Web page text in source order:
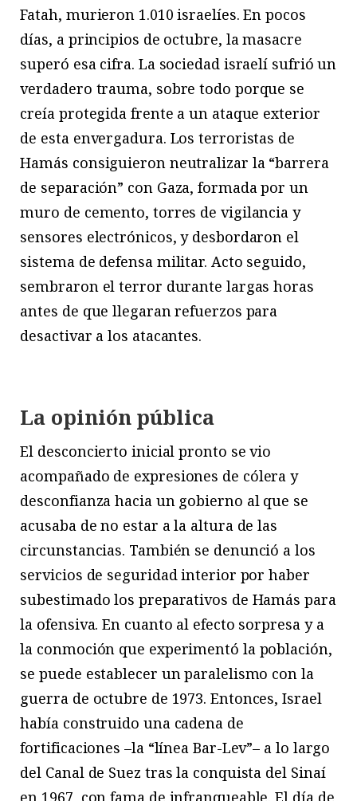
Fatah, murieron 1.010 israelíes. En pocos
días, a principios de octubre, la masacre
superó esa cifra. La sociedad israelí sufrió un
verdadero trauma, sobre todo porque se
creía protegida frente a un ataque exterior
de esta envergadura. Los terroristas de
Hamás consiguieron neutralizar la “barrera
de separación” con Gaza, formada por un
muro de cemento, torres de vigilancia y
sensores electrónicos, y desbordaron el
sistema de defensa militar. Acto seguido,
sembraron el terror durante largas horas
antes de que llegaran refuerzos para
desactivar a los atacantes.
La opinión pública
El desconcierto inicial pronto se vio
acompañado de expresiones de cólera y
desconfianza hacia un gobierno al que se
acusaba de no estar a la altura de las
circunstancias. También se denunció a los
servicios de seguridad interior por haber
subestimado los preparativos de Hamás para
la ofensiva. En cuanto al efecto sorpresa y a
la conmoción que experimentó la población,
se puede establecer un paralelismo con la
guerra de octubre de 1973. Entonces, Israel
había construido una cadena de
fortificaciones –la “línea Bar-Lev”– a lo largo
del Canal de Suez tras la conquista del Sinaí